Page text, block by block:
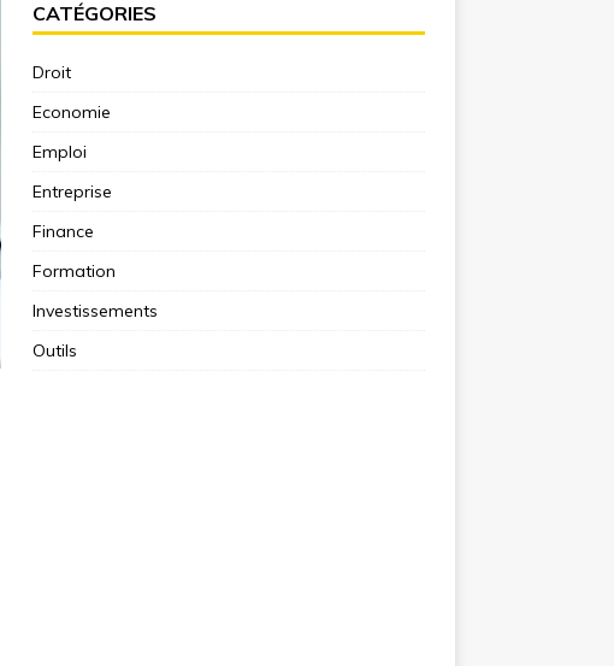
CATÉGORIES
Droit
Economie
Emploi
Entreprise
Finance
Formation
Investissements
Outils